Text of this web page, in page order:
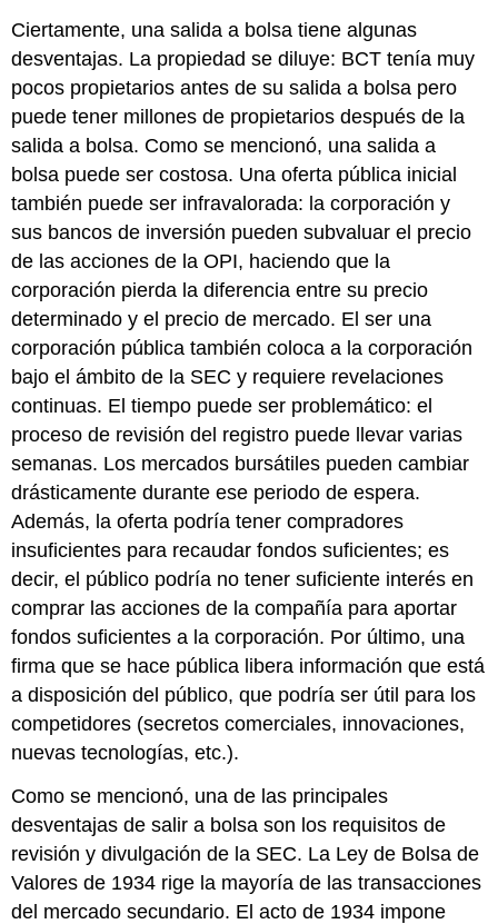
Ciertamente, una salida a bolsa tiene algunas
desventajas. La propiedad se diluye: BCT tenía muy
pocos propietarios antes de su salida a bolsa pero
puede tener millones de propietarios después de la
salida a bolsa. Como se mencionó, una salida a
bolsa puede ser costosa. Una oferta pública inicial
también puede ser infravalorada: la corporación y
sus bancos de inversión pueden subvaluar el precio
de las acciones de la OPI, haciendo que la
corporación pierda la diferencia entre su precio
determinado y el precio de mercado. El ser una
corporación pública también coloca a la corporación
bajo el ámbito de la SEC y requiere revelaciones
continuas. El tiempo puede ser problemático: el
proceso de revisión del registro puede llevar varias
semanas. Los mercados bursátiles pueden cambiar
drásticamente durante ese periodo de espera.
Además, la oferta podría tener compradores
insuficientes para recaudar fondos suficientes; es
decir, el público podría no tener suficiente interés en
comprar las acciones de la compañía para aportar
fondos suficientes a la corporación. Por último, una
firma que se hace pública libera información que está
a disposición del público, que podría ser útil para los
competidores (secretos comerciales, innovaciones,
nuevas tecnologías, etc.).
Como se mencionó, una de las principales
desventajas de salir a bolsa son los requisitos de
revisión y divulgación de la SEC. La Ley de Bolsa de
Valores de 1934 rige la mayoría de las transacciones
del mercado secundario. El acto de 1934 impone